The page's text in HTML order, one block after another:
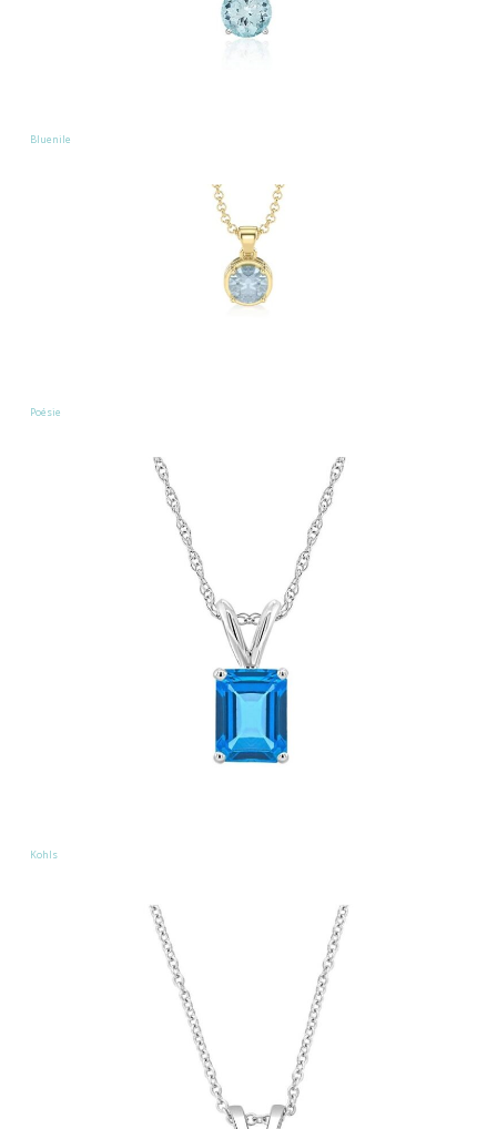
Bluenile
Poésie
Kohls